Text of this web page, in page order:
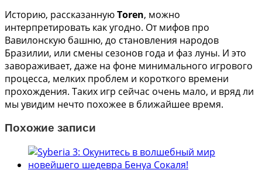
Историю, рассказаннуюToren, можно
интерпретировать как угодно. От мифов про
Вавилонскую башню, до становления народов
Бразилии, или смены сезонов года и фаз луны. И это
завораживает, даже на фоне минимального игрового
процесса, мелких проблем и короткого времени
прохождения. Таких игр сейчас очень мало, и вряд ли
мы увидим нечто похожее в ближайшее время.
Похожие записи